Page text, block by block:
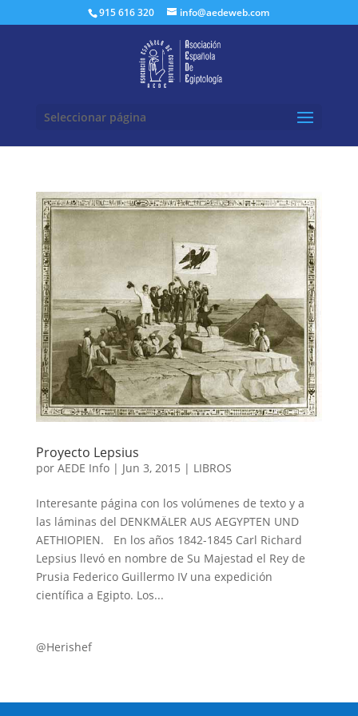
915 616 320 info@aedeweb.com
Seleccionar página
Proyecto Lepsius
por AEDE Info| Jun 3, 2015 | LIBROS
Interesante página con los volúmenes de texto y a
las láminas del DENKMÄLER AUS AEGYPTEN UND
AETHIOPIEN. En los años 1842-1845 Carl Richard
Lepsius llevó en nombre de Su Majestad el Rey de
Prusia Federico Guillermo IV una expedición
científica a Egipto. Los...
@Herishef